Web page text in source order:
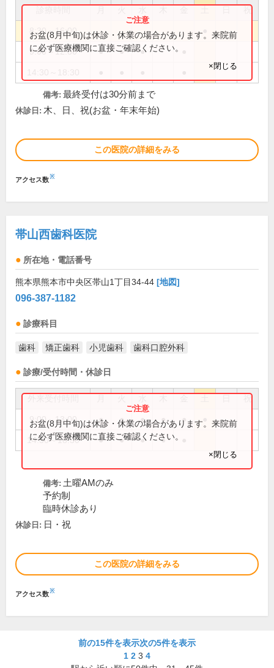
祝
8:30～16:00
9:00～12:30 ● ● ●
お盆(8月中旬)は休診・休業の場合があります。来院前
に必ず医療機関に直接ご確認ください。
×閉じる
備考: 最終受付は30分前まで
休診日: 木、日、祝(お盆・年末年始)
この医院の詳細をみる
アクセス数※
帯山西歯科医院
所在地・電話番号
熊本県熊本市中央区帯山1丁目34-44 [地図]
096-387-1182
診療科目
歯科 矯正歯科 小児歯科 歯科口腔外科
診療/受付時間・休診日
祝
9:00～13:00 ● ● ● ● ●
14:30～18:30 ● ● ● ●
お盆(8月中旬)は休診・休業の場合があります。来院前
に必ず医療機関に直接ご確認ください。
×閉じる
備考: 土曜AMのみ
予約制
臨時休診あり
休診日: 日・祝
この医院の詳細をみる
アクセス数※
前の15件を表示次の5件を表示
1 2 3 4